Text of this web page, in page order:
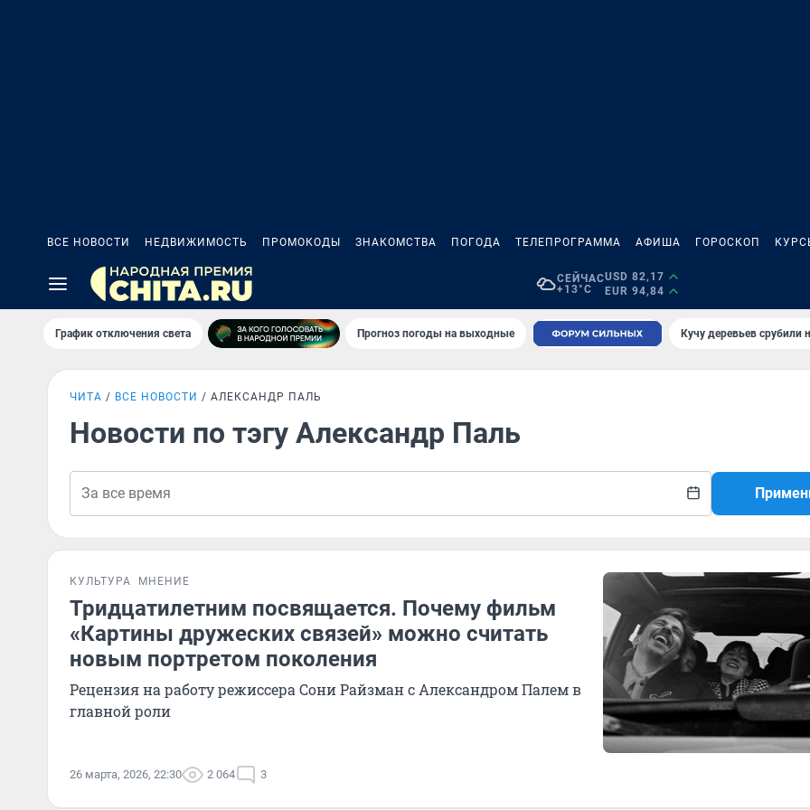
ВСЕ НОВОСТИ НЕДВИЖИМОСТЬ ПРОМОКОДЫ ЗНАКОМСТВА ПОГОДА ТЕЛЕПРОГРАММА АФИША ГОРОСКОП
СЕЙЧАС
+13°C
USD 82,17
EUR 94,84
График отключения света Прогноз погоды на выходные Кучу деревьев срубили
ЧИТА ВСЕ НОВОСТИ АЛЕКСАНДР ПАЛЬ
Новости по тэгу Александр Паль
КУЛЬТУРА МНЕНИЕ
Тридцатилетним посвящается. Почему фильм
«Картины дружеских связей» можно считать
новым портретом поколения
Рецензия на работу режиссера Сони Райзман с Александром Палем в
главной роли
26 марта, 2026, 22:30 2 064 3